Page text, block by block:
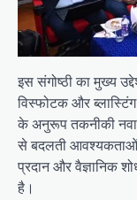
इस संगोष्ठी का मुख्य
विस्फोटक और
के अनुरूप तकनीकी
से बदलती
प्रदान और वैज्ञानिक
है।